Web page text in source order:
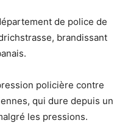
de police de
brandissant
policière contre
qui dure depuis un
les pressions.